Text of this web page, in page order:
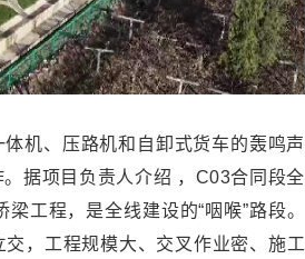
机、压路机和自卸式货车的轰鸣声
据项目负责人介绍 ，C03合同段全
工程，是全线建设的“咽喉”路段。
，工程规模大、交叉作业密、施工